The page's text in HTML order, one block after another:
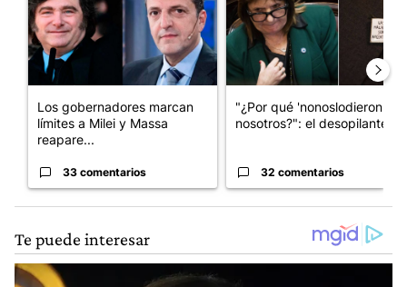
Los gobernadores marcan
límites a Milei y Massa
reapare...
33 comentarios
"¿Por qué 'nonoslodieron' a
nosotros?": el desopilante ...
32 comentarios